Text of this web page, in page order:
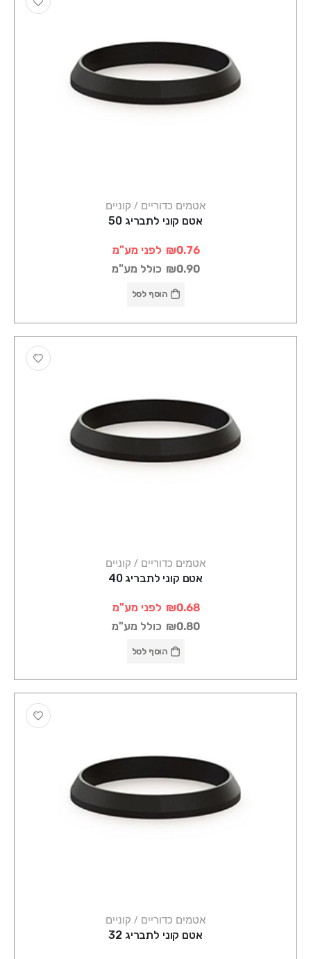
אטמים כדוריים / קוניים
אטם קוני לתבריג 50
₪0.76 לפני מע"מ
₪0.90 כולל מע"מ
הוסף לסל
אטמים כדוריים / קוניים
אטם קוני לתבריג 40
₪0.68 לפני מע"מ
₪0.80 כולל מע"מ
הוסף לסל
אטמים כדוריים / קוניים
אטם קוני לתבריג 32